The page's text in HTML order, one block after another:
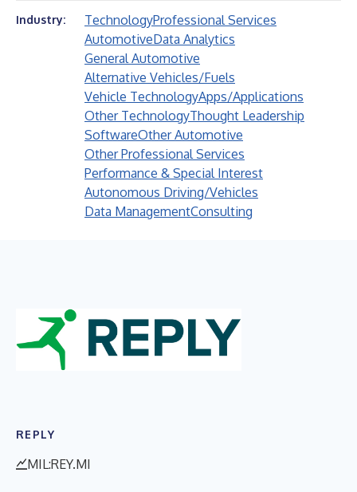
Industry: TechnologyProfessional Services
AutomotiveData Analytics
General Automotive
Alternative Vehicles/Fuels
Vehicle TechnologyApps/Applications
Other TechnologyThought Leadership
SoftwareOther Automotive
Other Professional Services
Performance & Special Interest
Autonomous Driving/Vehicles
Data ManagementConsulting
REPLY
MIL:REY.MI